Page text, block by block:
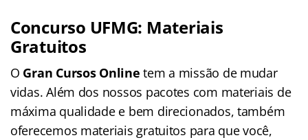
Concurso UFMG: Materiais
Gratuitos
O Gran Cursos Onlinetem a missão de mudar
vidas. Além dos nossos pacotes com materiais de
máxima qualidade e bem direcionados, também
oferecemos materiais gratuitos para que você,